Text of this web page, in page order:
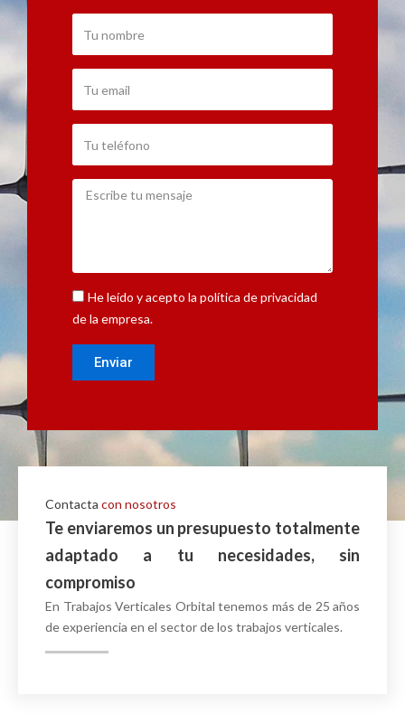
nombre
email
teléfono
Escribe
RGPDHe leído y acepto la política de privacidad
de la empresa.
Enviar
Contacta con nosotros
Te enviaremos un presupuesto totalmente
adaptado a tu necesidades, sin
compromiso
En Trabajos Verticales Orbital tenemos más de 25 años
de experiencia en el sector de los trabajos verticales.